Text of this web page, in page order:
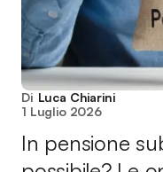
Di Luca Chiarini
1 Luglio 2026
In pensione